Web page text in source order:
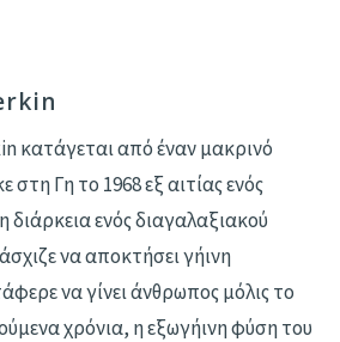
κατάγεται από έναν μακρινό
στη Γη το 1968 εξ αιτίας ενός
ενός διαγαλαξιακού
να αποκτήσει γήινη
να γίνει άνθρωπος μόλις το
χρόνια, η εξωγήινη φύση του